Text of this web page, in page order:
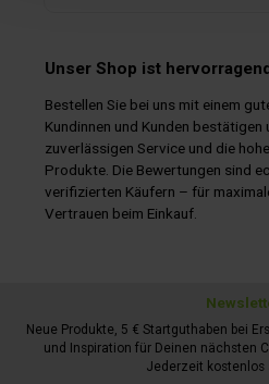
Unser Shop ist
Bestellen Sie bei uns mit einem
Kundinnen und Kunden bestätigen
zuverlässigen Service und die
Produkte. Die Bewertungen sind
verifizierten Käufern – für
Vertrauen beim Einkauf.
Neue Produkte, 5 € Startguthaben bei
und Inspiration für Deinen nächsten
Jederzeit kostenlos